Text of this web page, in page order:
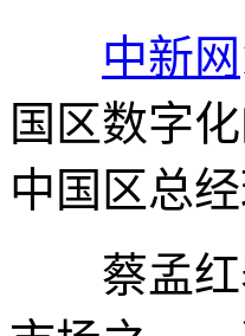
中新网
国区数字
中国区总
蔡孟红